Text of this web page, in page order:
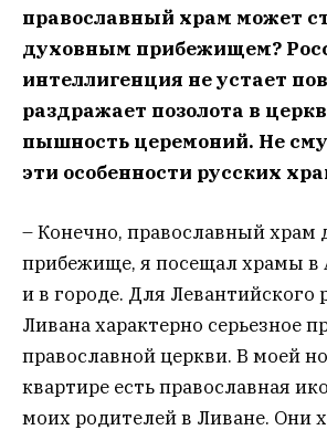
православный храм может
духовным прибежищем?
интеллигенция не устает
раздражает позолота в
пышность церемоний. Не
эти особенности русских
– Конечно, православный храм
прибежище, я посещал храмы в
и в городе. Для Левантийского
Ливана характерно серьезное
православной церкви. В моей
квартире есть православная
моих родителей в Ливане. Они